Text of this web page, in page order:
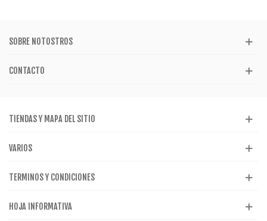
SOBRE NOTOSTROS
CONTACTO
TIENDAS Y MAPA DEL SITIO
VARIOS
TERMINOS Y CONDICIONES
HOJA INFORMATIVA